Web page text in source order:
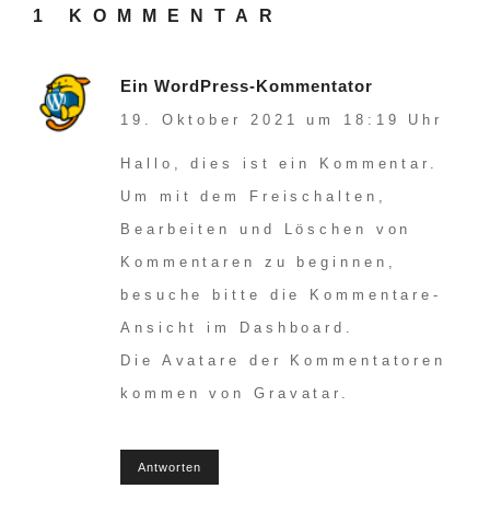
1 KOMMENTAR
Ein WordPress-Kommentator
19. Oktober 2021 um 18:19 Uhr
Hallo, dies ist ein Kommentar.
Um mit dem Freischalten,
Bearbeiten und Löschen von
Kommentaren zu beginnen,
besuche bitte die Kommentare-
Ansicht im Dashboard.
Die Avatare der Kommentatoren
kommen von Gravatar .
Antworten